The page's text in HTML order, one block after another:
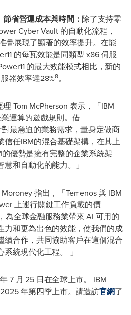
節省營運成本與時間： 除了支持零
Cyber Vault 的自動化流程，
疊展現了顯著的效率提升。在能
的每瓦效能是同類型 x86 伺服
的最大效能模式相比，新的
器效率達28%8。
Tom McPherson 表示，「IBM
業運算的遊戲規則。借
對最急迫的業務需求，量身定做商
信任IBM的混合基礎架構，在其上
優勢是擁有完整的企業系統架
和自動化的能力。」
指出，「Temenos 與 IBM
上運行關鍵工作負載的價
為全球金融服務業帶來 AI 可用的
力和更為出色的效能，使我們的成
續合作，共同協助客戶在這個混合
統現代化工程。 」
7 月 25 日在全球上市。 IBM
年第四季上市。請造訪官網了